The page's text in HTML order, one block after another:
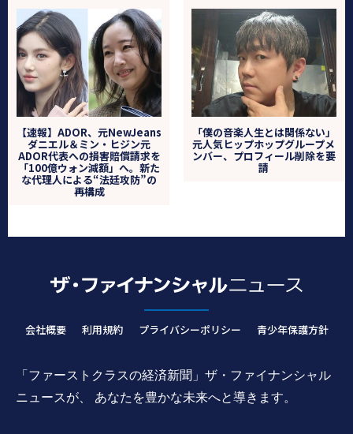
【速報】ADOR、元NewJeans
ダニエル＆ミン・ヒジン元
ADOR代表への損害賠償請求を
「100億ウォン減額」へ。新た
な代理人による“法廷攻防”の
再構成
「僕の音楽人生とは関係ない」
元人気ヒップホップグループメ
ンバー、プロフィール削除を要
請
会社概要 利用規約 プライバシーポリシー 青少年保護方針
「ファーストクラスの経済新聞」ザ・ファイナンシャル
ニュースが、 あなたを豊かな未来へと導きます。